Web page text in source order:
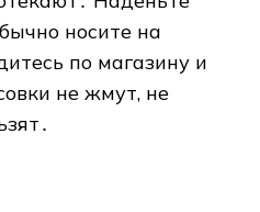
носите на
по магазину и
не жмут, не